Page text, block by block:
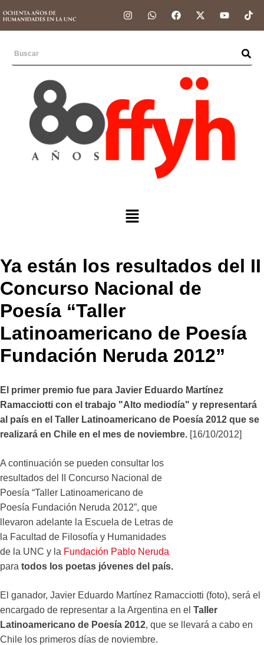
Ya están los resultados del II
Concurso Nacional de
Poesía “Taller
Latinoamericano de Poesía
Fundación Neruda 2012”
El primer premio fue para Javier Eduardo Martínez
Ramacciotti con el trabajo "Alto mediodía" y representará
al país en el Taller Latinoamericano de Poesía 2012 que se
realizará en Chile en el mes de noviembre. [16/10/2012]
A continuación se pueden consultar los
resultados del II Concurso Nacional de
Poesía “Taller Latinoamericano de
Poesía Fundación Neruda 2012”, que
llevaron adelante la Escuela de Letras de
la Facultad de Filosofía y Humanidades
de la UNC y la Fundación Pablo Neruda
para todos los poetas jóvenes del país.
El ganador, Javier Eduardo Martínez Ramacciotti (foto), será el
encargado de representar a la Argentina en el Taller
Latinoamericano de Poesía 2012, que se llevará a cabo en
Chile los primeros días de noviembre.